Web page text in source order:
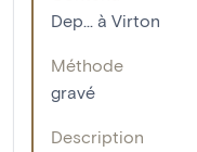
Dep... à Virton
Méthode
gravé
Description